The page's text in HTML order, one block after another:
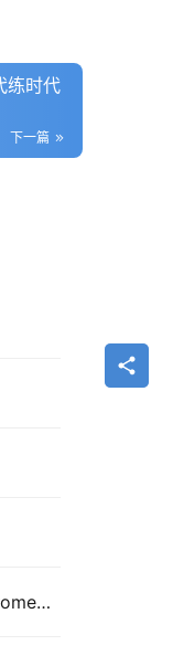
练时代
下一篇
谷歌 Gemini 本周动态：AI智能体开测、2GB手机也能跑大模型、Chrome现高危漏洞